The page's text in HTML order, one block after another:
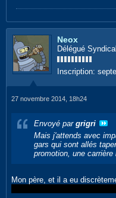
Neox
Délégué Syndical
Inscription:
27 novembre 2014, 18h24
Envoyé par grigri
Mais j'attends avec
gars qui sont allés
promotion, une
Mon père, et il a eu